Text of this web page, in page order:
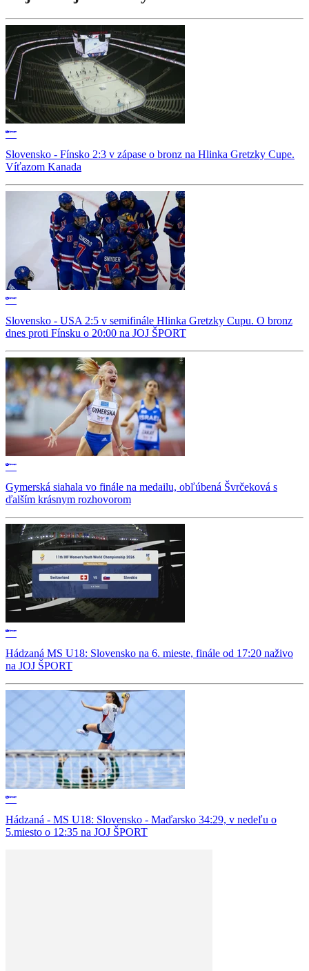
Slovensko - Fínsko 2:3 v zápase o bronz na Hlinka Gretzky Cupe.
Víťazom Kanada
Slovensko - USA 2:5 v semifinále Hlinka Gretzky Cupu. O bronz
dnes proti Fínsku o 20:00 na JOJ ŠPORT
Gymerská siahala vo finále na medailu, obľúbená Švrčeková s
ďalším krásnym rozhovorom
Hádzaná MS U18: Slovensko na 6. mieste, finále od 17:20 naživo
na JOJ ŠPORT
Hádzaná - MS U18: Slovensko - Maďarsko 34:29, v nedeľu o
5.miesto o 12:35 na JOJ ŠPORT